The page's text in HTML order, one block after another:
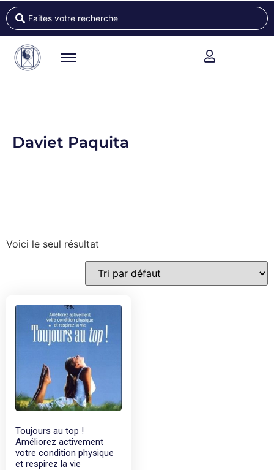
Daviet Paquita
Voici le seul résultat
Toujours au top !
Améliorez activement
votre condition physique
et respirez la vie